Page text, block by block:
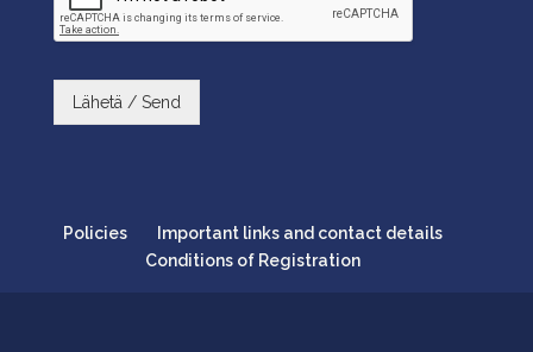
Lähetä / Send
Policies
Important links and contact details
Conditions of Registration